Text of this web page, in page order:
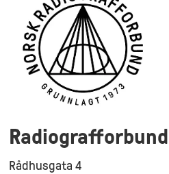
Radiografforbund
Rådhusgata 4